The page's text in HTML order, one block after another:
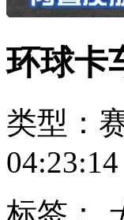
环球卡
类型：
04:23:14
标签：